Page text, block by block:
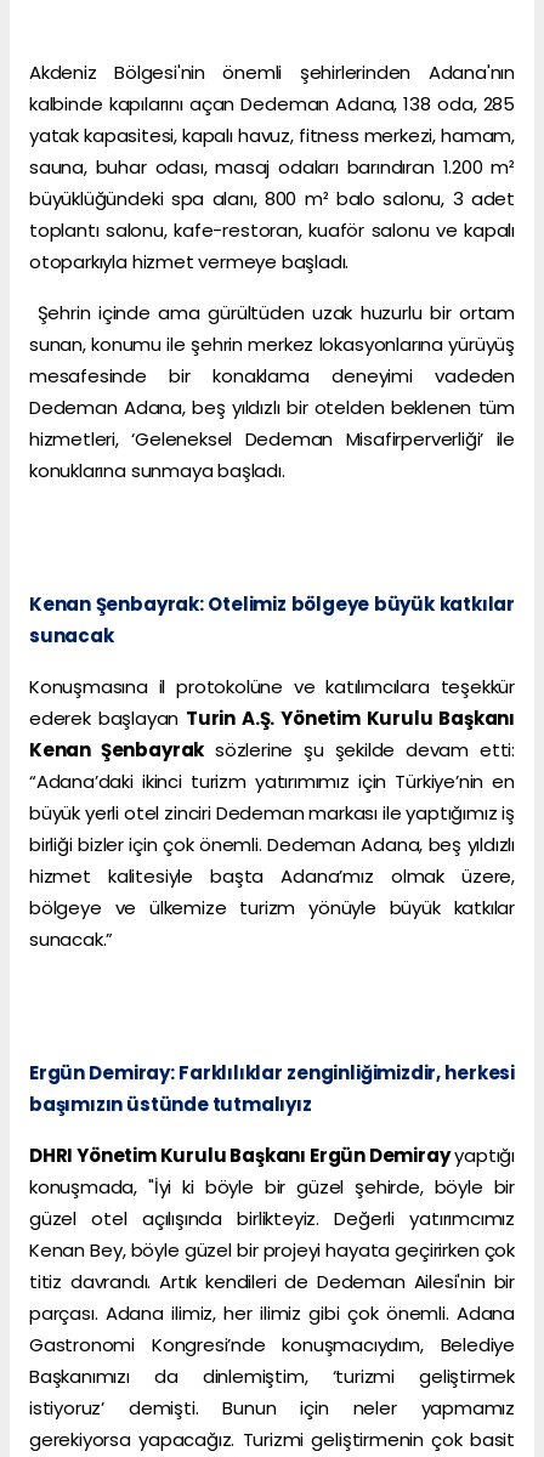
Akdeniz Bölgesi'nin önemli şehirlerinden Adana'nın
kalbinde kapılarını açan Dedeman Adana, 138 oda, 285
yatak kapasitesi, kapalı havuz, fitness merkezi, hamam,
sauna, buhar odası, masaj odaları barındıran 1.200 m²
büyüklüğündeki spa alanı, 800 m² balo salonu, 3 adet
toplantı salonu, kafe-restoran, kuaför salonu ve kapalı
otoparkıyla hizmet vermeye başladı.
Şehrin içinde ama gürültüden uzak huzurlu bir ortam
sunan, konumu ile şehrin merkez lokasyonlarına yürüyüş
mesafesinde bir konaklama deneyimi vadeden
Dedeman Adana, beş yıldızlı bir otelden beklenen tüm
hizmetleri, ‘Geleneksel Dedeman Misafirperverliği’ ile
konuklarına sunmaya başladı.
Kenan Şenbayrak: Otelimiz bölgeye büyük katkılar
sunacak
Konuşmasına il protokolüne ve katılımcılara teşekkür
ederek başlayan Turin A.Ş. Yönetim Kurulu Başkanı
Kenan Şenbayrak sözlerine şu şekilde devam etti:
“Adana’daki ikinci turizm yatırımımız için Türkiye’nin en
büyük yerli otel zinciri Dedeman markası ile yaptığımız iş
birliği bizler için çok önemli. Dedeman Adana, beş yıldızlı
hizmet kalitesiyle başta Adana’mız olmak üzere,
bölgeye ve ülkemize turizm yönüyle büyük katkılar
sunacak.”
Ergün Demiray: Farklılıklar zenginliğimizdir, herkesi
başımızın üstünde tutmalıyız
DHRI Yönetim Kurulu Başkanı Ergün Demirayyaptığı
konuşmada, "İyi ki böyle bir güzel şehirde, böyle bir
güzel otel açılışında birlikteyiz. Değerli yatırımcımız
Kenan Bey, böyle güzel bir projeyi hayata geçirirken çok
titiz davrandı. Artık kendileri de Dedeman Ailesi'nin bir
parçası. Adana ilimiz, her ilimiz gibi çok önemli. Adana
Gastronomi Kongresi’nde konuşmacıydım, Belediye
Başkanımızı da dinlemiştim, ‘turizmi geliştirmek
istiyoruz’ demişti. Bunun için neler yapmamız
gerekiyorsa yapacağız. Turizmi geliştirmenin çok basit